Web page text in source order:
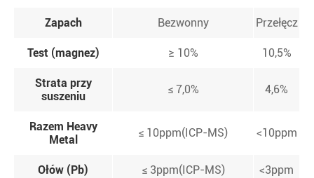
Zapach Bezwonny Przełęcz
Test (magnez) ≥ 10% 10,5%
Strata przy
suszeniu
≤ 7,0% 4,6%
Razem Heavy
Metal
≤ 10ppm(ICP-MS) <10ppm
Ołów (Pb) ≤ 3ppm(ICP-MS) <3ppm